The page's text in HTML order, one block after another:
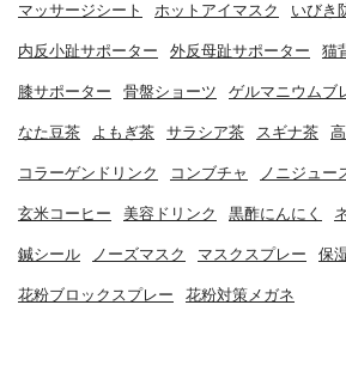
マッサージシート ホットアイマスク いびき
内反小趾サポーター 外反母趾サポーター 猫
膝サポーター 骨盤ショーツ ゲルマニウムブ
なた豆茶 よもぎ茶 サラシア茶 スギナ茶
コラーゲンドリンク コンブチャ ノニジュー
玄米コーヒー 美容ドリンク 黒酢にんにく
鍼シール ノーズマスク マスクスプレー 保
花粉ブロックスプレー 花粉対策メガネ